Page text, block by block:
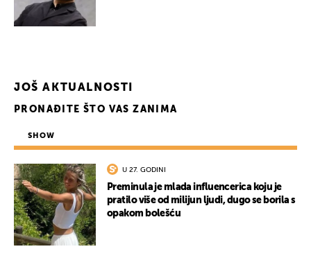
JOŠ AKTUALNOSTI
PRONAĐITE ŠTO VAS ZANIMA
SHOW
U 27. GODINI
Preminula je mlada influencerica koju je
pratilo više od milijun ljudi, dugo se borila s
opakom bolešću